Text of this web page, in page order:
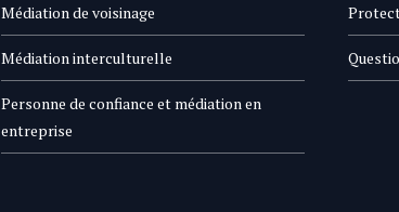
Médiation de voisinage
Médiation interculturelle
Personne de confiance et médiation en
entreprise